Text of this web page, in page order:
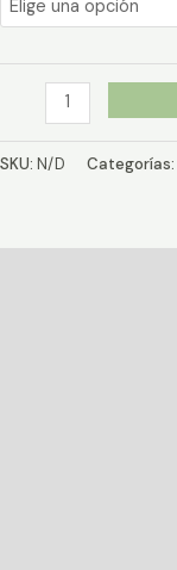
Colorante
Oleosoluble
SKU: N/D Categorías: